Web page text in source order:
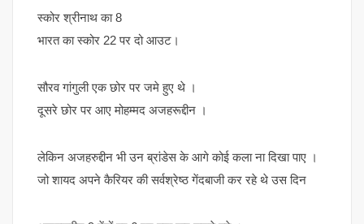
स्कोर श्रीनाथ का 8
भारत का स्कोर 22 पर दो आउट।
सौरव गांगुली एक छोर पर जमे हुए थे ।
दूसरे छोर पर आए मोहम्मद अजहरूद्दीन ।
लेकिन अजहरुद्दीन भी उन ब्रांडेस के आगे कोई कला ना दिखा पाए ।
जो शायद अपने कैरियर की सर्वश्रेष्ठ गेंदबाजी कर रहे थे उस दिन